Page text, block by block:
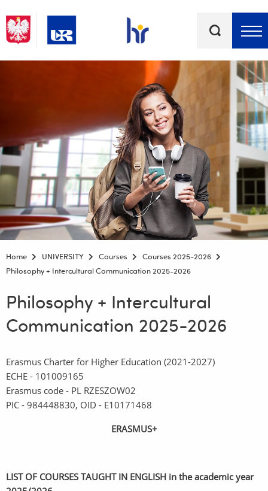
Home UNIVERSITY Courses
Courses 2025-2026
Philosophy + Intercultural Communication 2025-2026
Philosophy + Intercultural
Communication 2025-2026
Erasmus Charter for Higher Education (2021-2027)
ECHE - 101009165
Erasmus code - PL RZESZOW02
PIC - 984448830, OID - E10171468
ERASMUS+
LIST OF COURSES TAUGHT IN ENGLISH in the academic year